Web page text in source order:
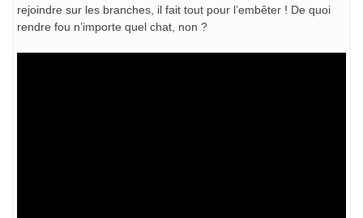
rejoindre sur les branches, il fait tout pour l’embêter ! De quoi
rendre fou n’importe quel chat, non ?